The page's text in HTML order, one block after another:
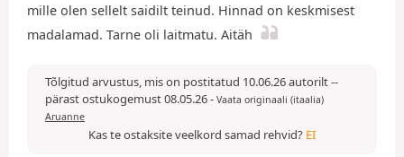
mille olen sellelt saidilt teinud. Hinnad on keskmisest
madalamad. Tarne oli laitmatu. Aitäh
Tõlgitud arvustus, mis on postitatud 10.06.26 autorilt --
pärast ostukogemust 08.05.26- Vaata originaali (itaalia)
Aruanne
Kas te ostaksite veelkord samad rehvid? EI